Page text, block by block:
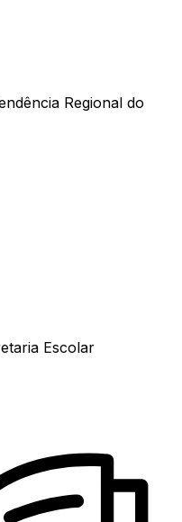
Regional do
Escolar